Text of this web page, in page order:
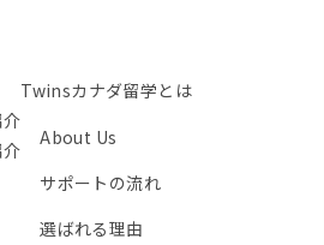
Twinsカナダ留学とは
About Us
サポートの流れ
選ばれる理由